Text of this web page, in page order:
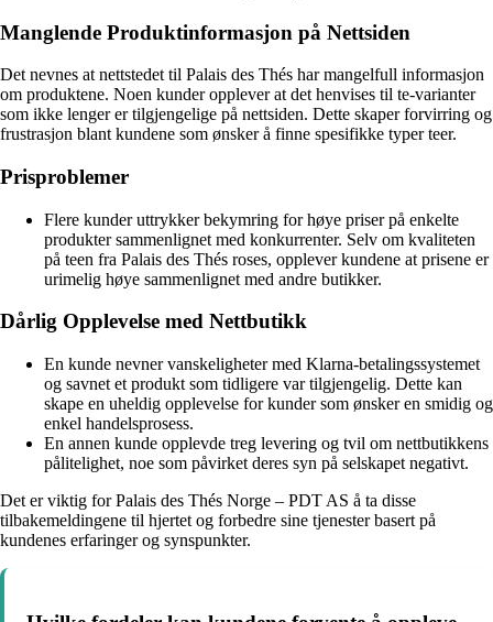
Manglende Produktinformasjon på Nettsiden
Det nevnes at nettstedet til Palais des Thés har mangelfull informasjon
om produktene. Noen kunder opplever at det henvises til te-varianter
som ikke lenger er tilgjengelige på nettsiden. Dette skaper forvirring og
frustrasjon blant kundene som ønsker å finne spesifikke typer teer.
Prisproblemer
Flere kunder uttrykker bekymring for høye priser på enkelte
produkter sammenlignet med konkurrenter. Selv om kvaliteten
på teen fra Palais des Thés roses, opplever kundene at prisene er
urimelig høye sammenlignet med andre butikker.
Dårlig Opplevelse med Nettbutikk
En kunde nevner vanskeligheter med Klarna-betalingssystemet
og savnet et produkt som tidligere var tilgjengelig. Dette kan
skape en uheldig opplevelse for kunder som ønsker en smidig og
enkel handelsprosess.
En annen kunde opplevde treg levering og tvil om nettbutikkens
pålitelighet, noe som påvirket deres syn på selskapet negativt.
Det er viktig for Palais des Thés Norge – PDT AS å ta disse
tilbakemeldingene til hjertet og forbedre sine tjenester basert på
kundenes erfaringer og synspunkter.